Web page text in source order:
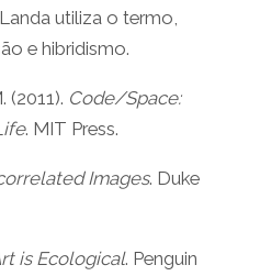
utiliza o termo,
e hibridismo.
(2011). Code/Space:
. MIT Press.
Images. Duke
is Ecological. Penguin